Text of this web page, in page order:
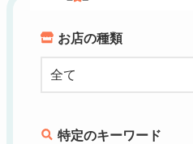
お店の種類
特定のキーワード